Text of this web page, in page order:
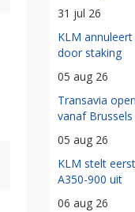
31 jul 26
KLM
door staking
05 aug 26
Transavia
vanaf
05 aug 26
KLM stelt
A350-900 uit
06 aug 26